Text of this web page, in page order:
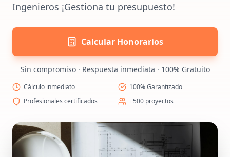
Ingenieros ¡Gestiona tu presupuesto!
Calcular Honorarios
Sin compromiso · Respuesta inmediata · 100% Gratuito
Cálculo inmediato
100% Garantizado
Profesionales certificados
+500 proyectos